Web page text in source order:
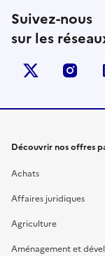
Suivez-nous
sur les
X
Découvrir nos offres
Achats
Affaires juridiques
Agriculture
Aménagement et